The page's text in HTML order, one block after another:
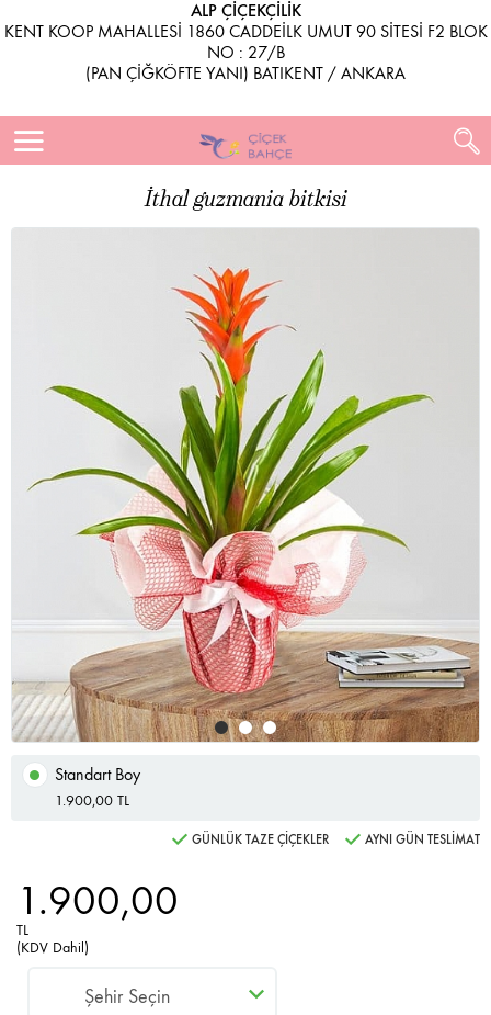
ALP ÇİÇEKÇİLİK
KENT KOOP MAHALLESİ 1860 CADDEİLK UMUT 90 SİTESİ F2 BLOK
NO : 27/B
(PAN ÇİĞKÖFTE YANI) BATIKENT / ANKARA
İthal guzmania bitkisi
Standart Boy
1.900,00 TL
GÜNLÜK TAZE ÇİÇEKLER AYNI GÜN TESLİMAT
1.900,00
TL
(KDV Dahil)